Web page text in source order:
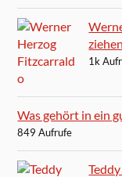
ziehen
1k
Was gehört in ein
849 Aufrufe